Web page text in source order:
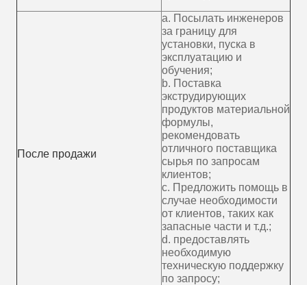
После продажи
а. Посылать инженеров
за границу для
установки, пуска в
эксплуатацию и
обучения;
b. Поставка
экструдирующих
продуктов материальной
формулы,
рекомендовать
отличного поставщика
сырья по запросам
клиентов;
c. Предложить помощь в
случае необходимости
от клиентов, таких как
запасные части и т.д.;
d. предоставлять
необходимую
техническую поддержку
по запросу;